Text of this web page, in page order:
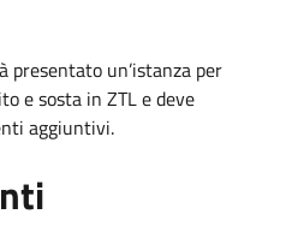
presentato un’istanza per
e sosta in ZTL e deve
aggiuntivi.